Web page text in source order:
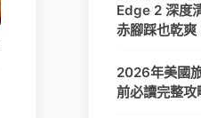
Edge 2 深度
赤腳踩也乾爽
2026年美國
前必讀完整攻